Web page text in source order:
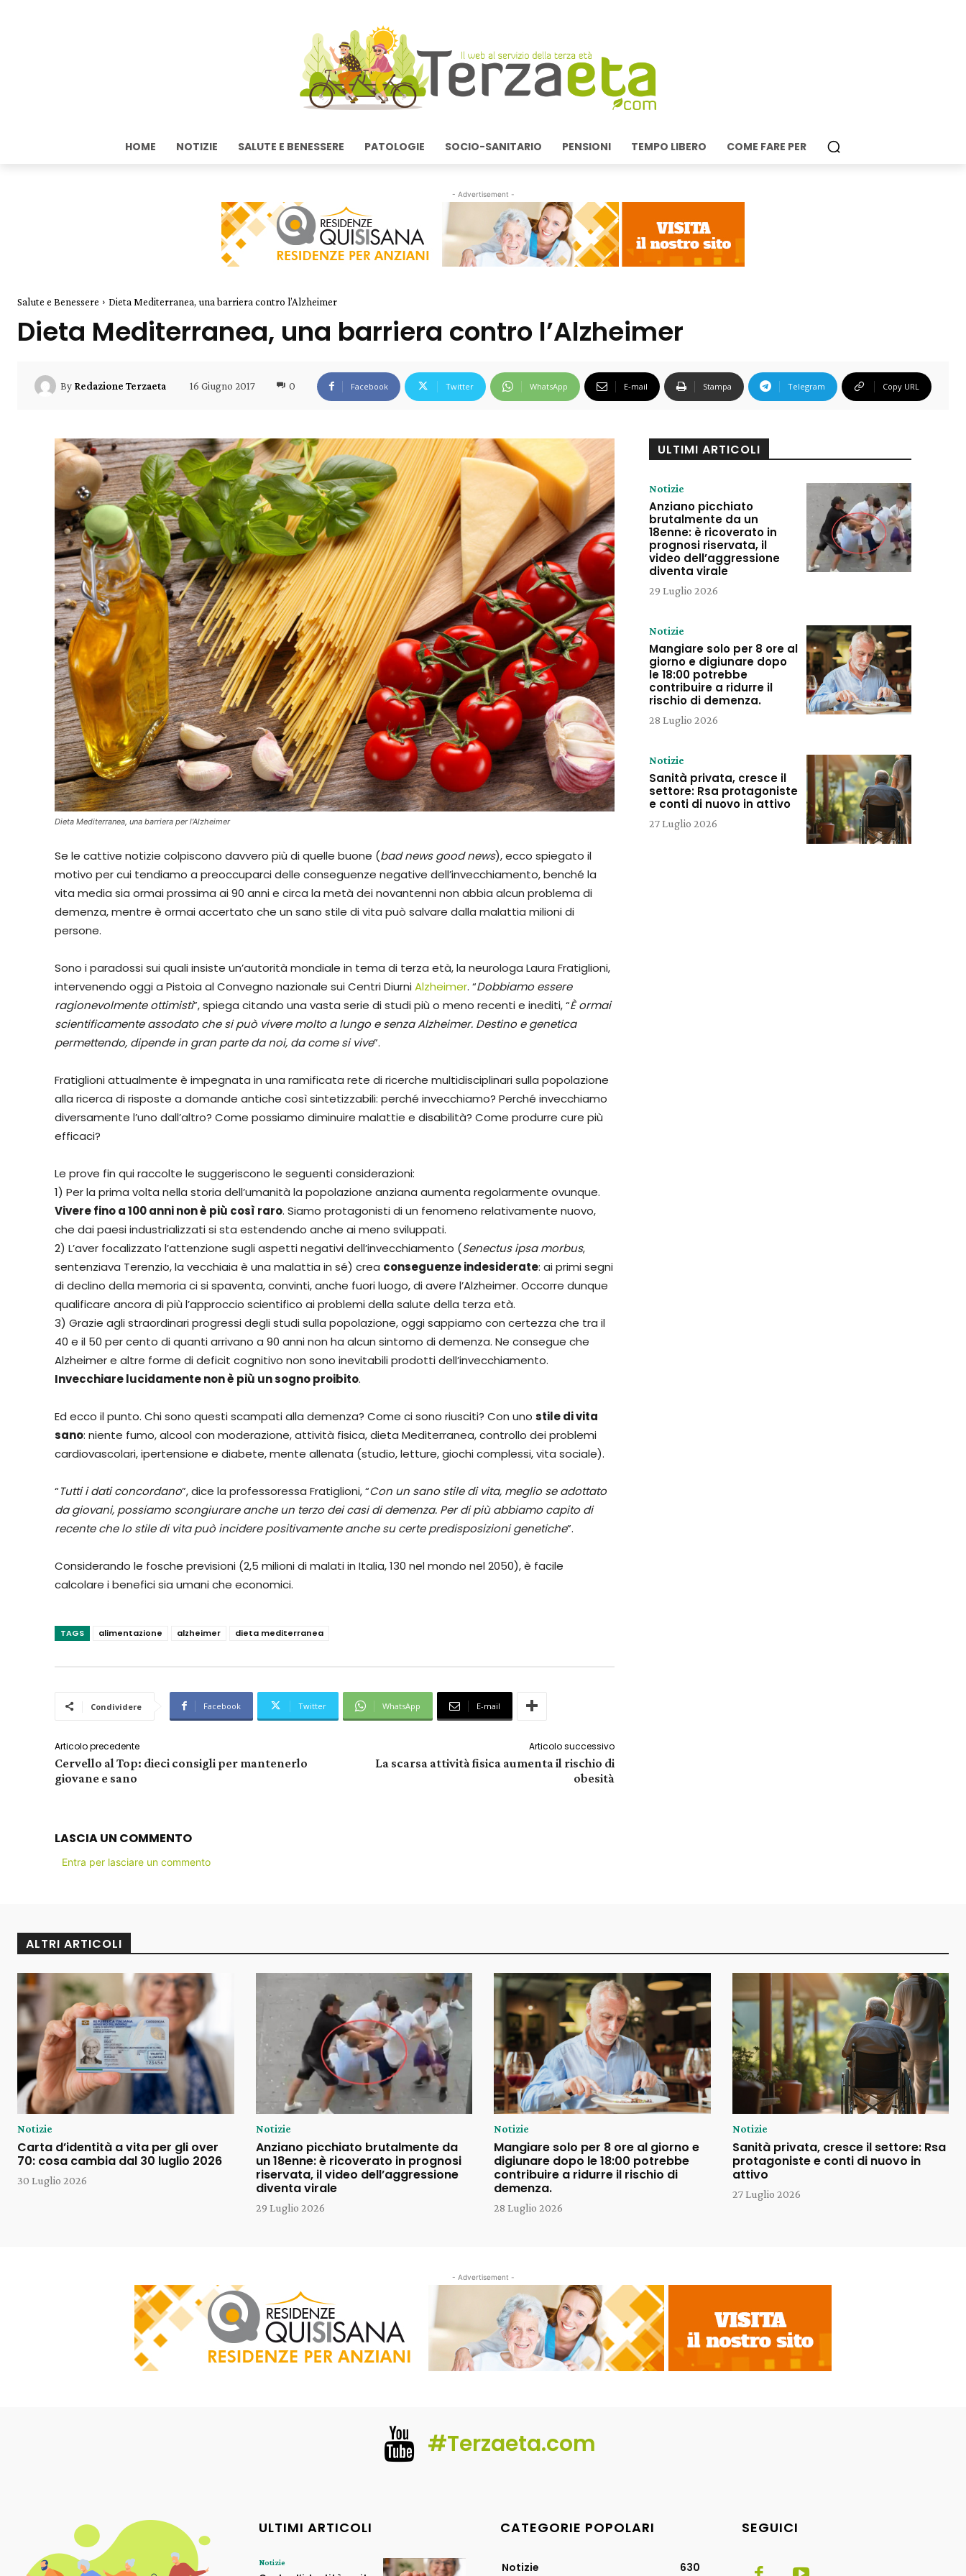
HOME NOTIZIE SALUTE E BENESSERE PATOLOGIE SOCIO-SANITARIO PENSIONI TEMPO LIBERO COME FARE PER
- Advertisement -
Salute e Benessere Dieta Mediterranea, una barriera contro l’Alzheimer
Dieta Mediterranea, una barriera contro l’Alzheimer
By Redazione Terzaeta 16 Giugno 2017 0 Facebook Twitter WhatsApp E-mail Stampa Telegram Copy URL
Dieta Mediterranea, una barriera per l’Alzheimer
Se le cattive notizie colpiscono davvero più di quelle buone (bad news good news), ecco spiegato il
motivo per cui tendiamo a preoccuparci delle conseguenze negative dell’invecchiamento, benché la
vita media sia ormai prossima ai 90 anni e circa la metà dei novantenni non abbia alcun problema di
demenza, mentre è ormai accertato che un sano stile di vita può salvare dalla malattia milioni di
persone.
Sono i paradossi sui quali insiste un’autorità mondiale in tema di terza età, la neurologa Laura Fratiglioni,
intervenendo oggi a Pistoia al Convegno nazionale sui Centri DiurniAlzheimer. “Dobbiamo essere
ragionevolmente ottimisti”, spiega citando una vasta serie di studi più o meno recenti e inediti, “È ormai
scientificamente assodato che si può vivere molto a lungo e senza Alzheimer. Destino e genetica
permettendo, dipende in gran parte da noi, da come si vive”.
Fratiglioni attualmente è impegnata in una ramificata rete di ricerche multidisciplinari sulla popolazione
alla ricerca di risposte a domande antiche così sintetizzabili: perché invecchiamo? Perché invecchiamo
diversamente l’uno dall’altro? Come possiamo diminuire malattie e disabilità? Come produrre cure più
efficaci?
Le prove fin qui raccolte le suggeriscono le seguenti considerazioni:
1) Per la prima volta nella storia dell’umanità la popolazione anziana aumenta regolarmente ovunque.
Vivere fino a 100 anni non è più così raro. Siamo protagonisti di un fenomeno relativamente nuovo,
che dai paesi industrializzati si sta estendendo anche ai meno sviluppati.
2) L’aver focalizzato l’attenzione sugli aspetti negativi dell’invecchiamento (Senectus ipsa morbus,
sentenziava Terenzio, la vecchiaia è una malattia in sé) crea conseguenze indesiderate: ai primi segni
di declino della memoria ci si spaventa, convinti, anche fuori luogo, di avere l’Alzheimer. Occorre dunque
qualificare ancora di più l’approccio scientifico ai problemi della salute della terza età.
3) Grazie agli straordinari progressi degli studi sulla popolazione, oggi sappiamo con certezza che tra il
40 e il 50 per cento di quanti arrivano a 90 anni non ha alcun sintomo di demenza. Ne consegue che
Alzheimer e altre forme di deficit cognitivo non sono inevitabili prodotti dell’invecchiamento.
Invecchiare lucidamente non è più un sogno proibito.
Ed ecco il punto. Chi sono questi scampati alla demenza? Come ci sono riusciti? Con uno stile di vita
sano: niente fumo, alcool con moderazione, attività fisica, dieta Mediterranea, controllo dei problemi
cardiovascolari, ipertensione e diabete, mente allenata (studio, letture, giochi complessi, vita sociale).
“Tutti i dati concordano”, dice la professoressa Fratiglioni, “Con un sano stile di vita, meglio se adottato
da giovani, possiamo scongiurare anche un terzo dei casi di demenza. Per di più abbiamo capito di
recente che lo stile di vita può incidere positivamente anche su certe predisposizioni genetiche”.
Considerando le fosche previsioni (2,5 milioni di malati in Italia, 130 nel mondo nel 2050), è facile
calcolare i benefici sia umani che economici.
TAGS alimentazione alzheimer dieta mediterranea
Condividere Facebook Twitter WhatsApp E-mail
Articolo precedente
Cervello al Top: dieci consigli per mantenerlo
giovane e sano
Articolo successivo
La scarsa attività fisica aumenta il rischio di
obesità
LASCIA UN COMMENTO
Entra per lasciare un commento
ULTIMI ARTICOLI
Notizie
Anziano picchiato
brutalmente da un
18enne: è ricoverato in
prognosi riservata, il
video dell’aggressione
diventa virale
29 Luglio 2026
Notizie
Mangiare solo per 8 ore al
giorno e digiunare dopo
le 18:00 potrebbe
contribuire a ridurre il
rischio di demenza.
28 Luglio 2026
Notizie
Sanità privata, cresce il
settore: Rsa protagoniste
e conti di nuovo in attivo
27 Luglio 2026
ALTRI ARTICOLI
Notizie
Carta d’identità a vita per gli over
70: cosa cambia dal 30 luglio 2026
30 Luglio 2026
Notizie
Anziano picchiato brutalmente da
un 18enne: è ricoverato in prognosi
riservata, il video dell’aggressione
diventa virale
29 Luglio 2026
Notizie
Mangiare solo per 8 ore al giorno e
digiunare dopo le 18:00 potrebbe
contribuire a ridurre il rischio di
demenza.
28 Luglio 2026
Notizie
Sanità privata, cresce il settore: Rsa
protagoniste e conti di nuovo in
attivo
27 Luglio 2026
- Advertisement -
#Terzaeta.com
ULTIMI ARTICOLI
Notizie
CATEGORIE POPOLARI
Notizie 630
SEGUICI